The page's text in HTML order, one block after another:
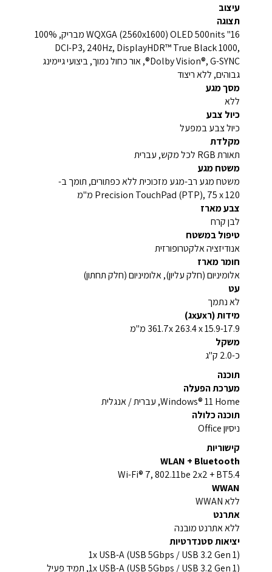
עיצוב
תצוגה
16" WQXGA (2560x1600) OLED 500nits מבריק, 100%
DCI-P3, 240Hz, DisplayHDR™ True Black 1000,
Dolby Vision®, G-SYNC®, אור כחול נמוך, ביצועי גיימינג
גבוהים, ללא ריצוד
מסך מגע
ללא
כיול צבע
כיול צבע במפעל
מקלדת
תאורת RGB לכל מקש, עברית
משטח מגע
משטח מגע רב-מגע מזכוכית ללא כפתורים, תומך ב-
Precision TouchPad (PTP), 75 x 120 מ"מ
צבע מארז
לבן קרח
טיפול במשטח
אנודיזציה אלקטרופורזית
חומר מארז
אלומיניום (חלק עליון), אלומיניום (חלק תחתון)
עט
לא נתמך
מידות (רxעxג)
361.7x 263.4 x 15.9-17.9 מ"מ
משקל
כ-2.0 ק"ג
תוכנה
מערכת הפעלה
Windows® 11 Home, עברית / אנגלית
תוכנה כלולה
ניסיון Office
קישוריות
WLAN + Bluetooth
Wi-Fi® 7, 802.11be 2x2 + BT5.4
WWAN
ללא WWAN
אתרנט
ללא אתרנט מובנה
יציאות סטנדרטיות
1x USB-A (USB 5Gbps / USB 3.2 Gen 1)
1x USB-A (USB 5Gbps / USB 3.2 Gen 1), תמיד פעיל